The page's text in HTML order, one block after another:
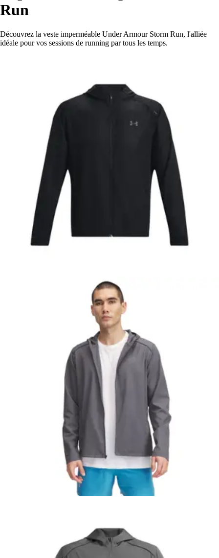
Run
Découvrez la veste imperméable Under Armour Storm Run, l'alliée
idéale pour vos sessions de running par tous les temps.